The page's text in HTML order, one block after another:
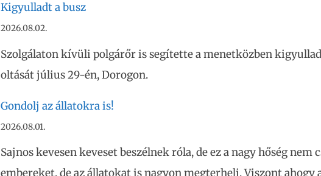
Kigyulladt a busz
2026.08.02.
Szolgálaton kívüli polgárőr is segítette a menetközben
oltását július 29-én, Dorogon.
Gondolj az állatokra is!
2026.08.01.
Sajnos kevesen keveset beszélnek róla, de ez a nagy hőség nem
embereket, de az állatokat is nagyon megterheli. Viszont ahogy